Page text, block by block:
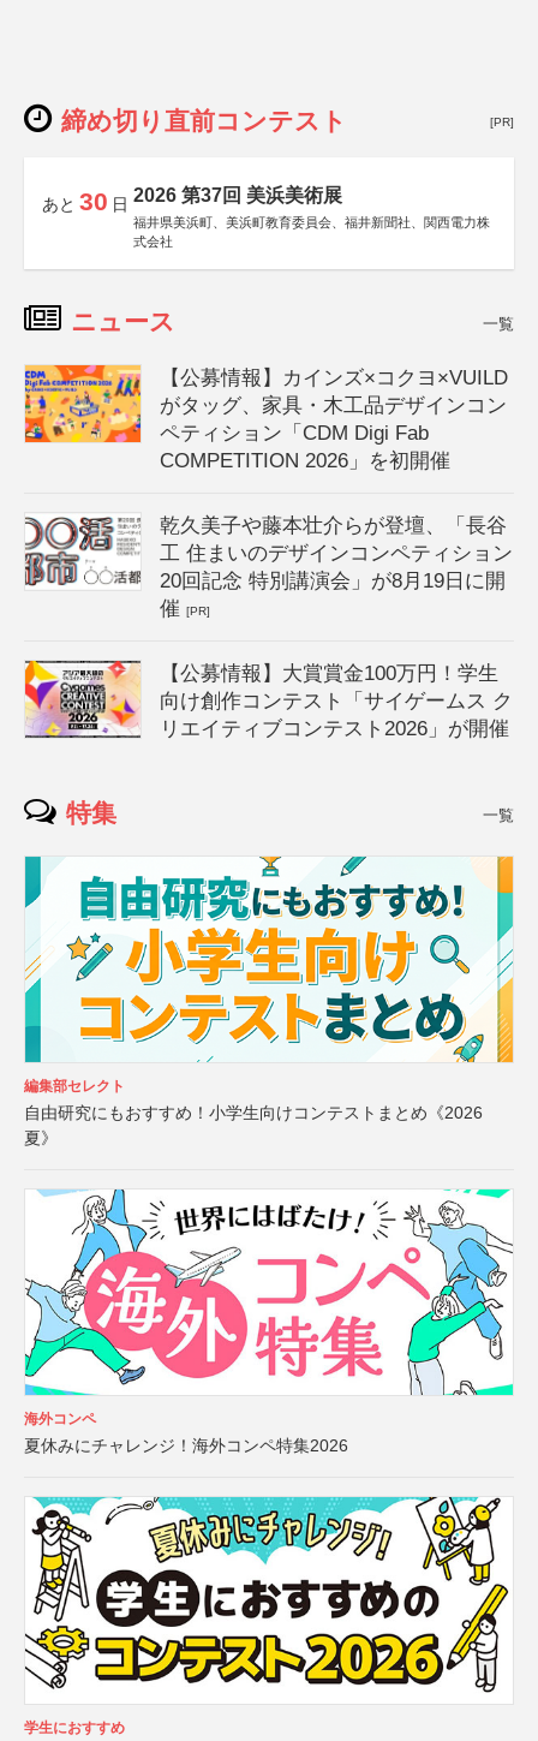
締め切り直前コンテスト [PR]
あと 30 日 2026 第37回 美浜美術展
福井県美浜町、美浜町教育委員会、福井新聞社、関西電力株
式会社
ニュース 一覧
【公募情報】カインズ×コクヨ×VUILD
がタッグ、家具・木工品デザインコン
ペティション「CDM Digi Fab
COMPETITION 2026」を初開催
乾久美子や藤本壮介らが登壇、「長谷
工 住まいのデザインコンペティション
20回記念 特別講演会」が8月19日に開
催[PR]
【公募情報】大賞賞金100万円！学生
向け創作コンテスト「サイゲームス ク
リエイティブコンテスト2026」が開催
特集 一覧
編集部セレクト
自由研究にもおすすめ！小学生向けコンテストまとめ《2026
夏》
海外コンペ
夏休みにチャレンジ！海外コンペ特集2026
学生におすすめ